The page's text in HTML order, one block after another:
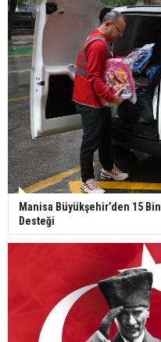
Manisa Büyükşehir’den 15
Desteği